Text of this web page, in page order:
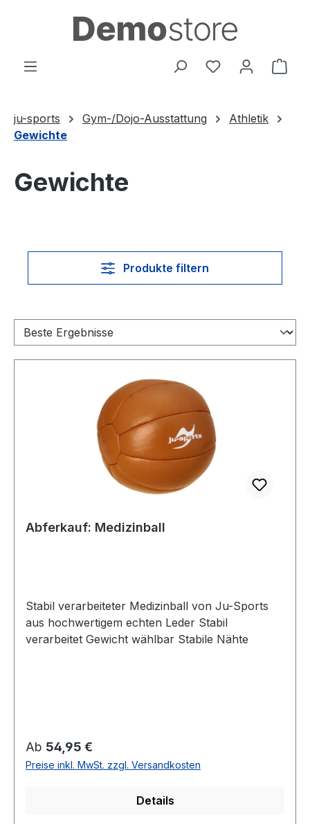
Zum Hauptinhalt springen
Du hast 0
ju-sports Gym-/Dojo-Ausstattung
Athletik
Gewichte
Gewichte
Produkte filtern
Abferkauf: Medizinball
Stabil verarbeiteter Medizinball von Ju-Sports
aus hochwertigem echten Leder Stabil
verarbeitet Gewicht wählbar Stabile Nähte
Regulärer Preis:
Ab 54,95 €
Preise inkl. MwSt. zzgl. Versandkosten
Details